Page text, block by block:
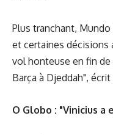
Plus tranchant,
et certaines décisions
vol honteuse en fin de
Barça à Djeddah",
O Globo : "Vinicius